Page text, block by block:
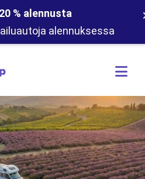
% alennusta
alennuksessa